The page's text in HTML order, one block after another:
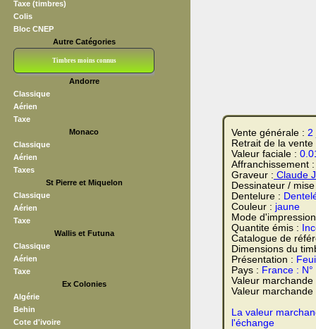
Taxe (timbres)
Colis
Bloc CNEP
Autre Catégories
Timbres moins connus
Andorre
Classique
Aérien
Taxe
Monaco
Classique
Aérien
Taxes
St Pierre et Miquelon
Classique
Aérien
Taxe
Wallis et Futuna
Classique
Aérien
Taxe
Ex Colonies
Algérie
Behin
Cote d'ivoire
Vente générale : 2
Retrait de la
Valeur faciale :
Affranchissement :
Graveur : Claude
Dessinateur /
Dentelure :
Couleur : jaune
Mode
Quantite émis :
Catalogue de
Dimensions du
Présentation :
Pays : France :
Valeur
Valeur
La valeur
l'échange